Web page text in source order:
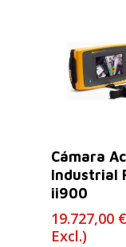
Leer
Cámara
Industrial
ii900
19.727,00 €
Excl.)